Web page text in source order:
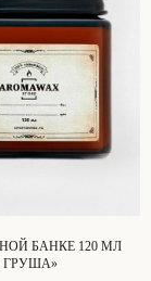
БАНКЕ 120 МЛ
ГРУША»